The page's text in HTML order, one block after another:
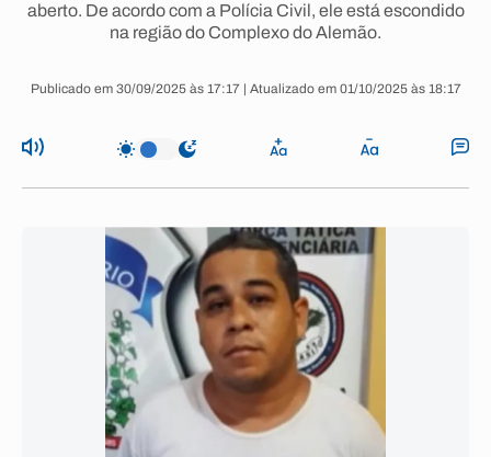
aberto. De acordo com a Polícia Civil, ele está escondido
na região do Complexo do Alemão.
Publicado em 30/09/2025 às 17:17 | Atualizado em 01/10/2025 às 18:17